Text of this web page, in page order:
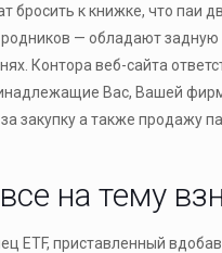
бросить к книжке, что паи
— обладают задную
Контора веб-сайта
Вас, Вашей
закупку а также продажу
на тему
ETF, приставленный